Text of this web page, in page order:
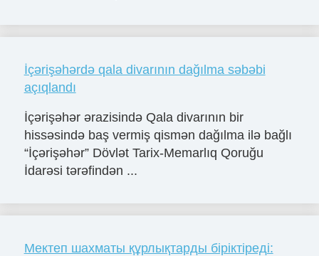
İçərişəhərdə qala divarının dağılma səbəbi
açıqlandı
İçərişəhər ərazisində Qala divarının bir
hissəsində baş vermiş qismən dağılma ilə bağlı
“İçərişəhər” Dövlət Tarix-Memarlıq Qoruğu
İdarəsi tərəfindən ...
Мектеп шахматы құрлықтарды біріктіреді: